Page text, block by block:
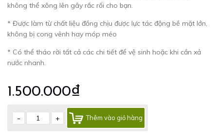
không thể xông lên gây rắc rối cho bạn.
* Được làm từ chất liệu đồng chịu được lực tác động bề mặt lớn,
không bị cong vênh hay móp méo
* Có thể tháo rời tất cả các chi tiết để vệ sinh hoặc khi cần xả
nước nhanh.
1.500.000₫
- + Thêm vào giỏ hàng